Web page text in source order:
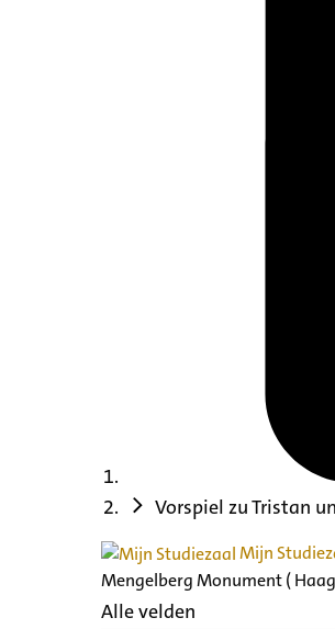
Vorspiel zu Tristan
Mijn
Mengelberg Monument (
Alle velden